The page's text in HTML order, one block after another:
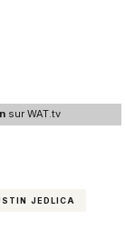
sur WAT.tv
JEDLICA